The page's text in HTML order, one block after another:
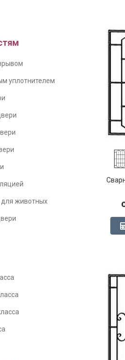
уплотнителем
животных